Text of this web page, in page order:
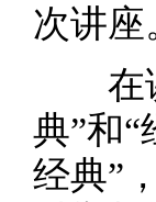
次讲座
在讲
典”和
经典”